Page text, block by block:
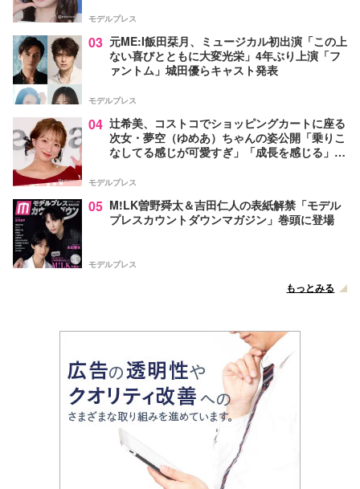
モデルプレス
03 元ME:I飯田栞月、ミュージカル初出演「この上
ない喜びとともに大変光栄」4年ぶり上演「フ
ァントム」城田優らキャスト発表
モデルプレス
04 辻希美、コストコでショッピングカートに座る
次女・夢空（ゆめあ）ちゃんの姿公開「乗りこ
なしてる感じが可愛すぎ」「成長を感じる」の
モデルプレス
05 M!LK曽野舜太＆吉田仁人の表紙解禁「モデル
プレスカウントダウンマガジン」巻頭に登場
モデルプレス
もっとみる